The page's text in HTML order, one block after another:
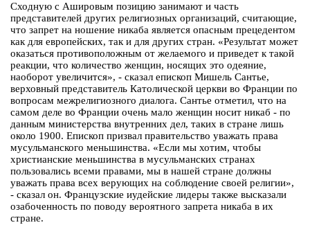
Сходную с Ашировым позицию занимают и часть
представителей других религиозных организаций, считающие,
что запрет на ношение никаба является опасным прецедентом
как для европейских, так и для других стран. «Результат может
оказаться противоположным от желаемого и приведет к такой
реакции, что количество женщин, носящих это одеяние,
наоборот увеличится», - сказал епископ Мишель Сантье,
верховный представитель Католической церкви во Франции по
вопросам межрелигиозного диалога. Сантье отметил, что на
самом деле во Франции очень мало женщин носит никаб - по
данным министерства внутренних дел, таких в стране лишь
около 1900. Епископ призвал правительство уважать права
мусульманского меньшинства. «Если мы хотим, чтобы
христианские меньшинства в мусульманских странах
пользовались всеми правами, мы в нашей стране должны
уважать права всех верующих на соблюдение своей религии»,
- сказал он. Французские иудейские лидеры также высказали
озабоченность по поводу вероятного запрета никаба в их
стране.